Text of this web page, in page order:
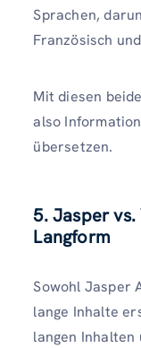
Sprachen,
Französisch
Mit diesen
also
übersetzen.
5. Jasper
Langform
Sowohl Jasper
lange Inhalte
langen